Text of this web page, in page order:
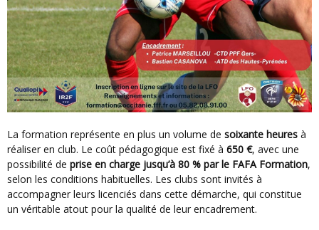
La formation représente en plus un volume de soixante heures à
réaliser en club. Le coût pédagogique est fixé à 650 €, avec une
possibilité de prise en charge jusqu’à 80 % par le FAFA Formation,
selon les conditions habituelles. Les clubs sont invités à
accompagner leurs licenciés dans cette démarche, qui constitue
un véritable atout pour la qualité de leur encadrement.